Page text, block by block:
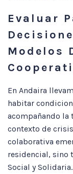
Evaluar
Modelos
En Andaira
habitar
acompañando la
contexto de
colaborativa
residencial, sino
Social y